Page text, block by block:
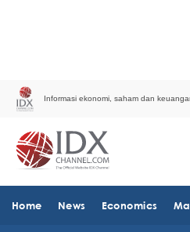
Informasi ekonomi, saham dan
Home News Economics